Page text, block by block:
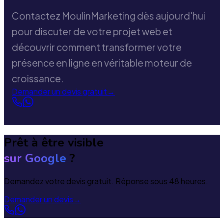
Contactez MoulinMarketing dès aujourd'hui
pour discuter de votre projet web et
découvrir comment transformer votre
présence en ligne en véritable moteur de
croissance.
Demander un devis gratuit→
Prêt à être visible
sur Google ?
Demandez votre devis gratuit. Réponse sous 48 heures.
Demander un devis→